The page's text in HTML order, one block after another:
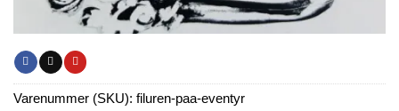
Varenummer (SKU): filuren-paa-eventyr